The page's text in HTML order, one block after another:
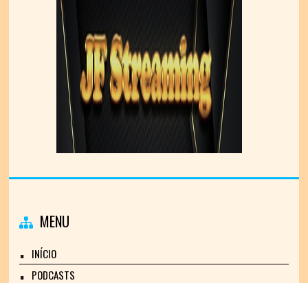
MENU
INÍCIO
PODCASTS